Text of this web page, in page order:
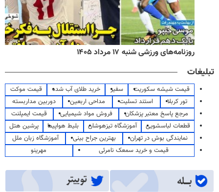
روزنامه‌های ورزشی شنبه ۱۷ مرداد ۱۴۰۵
تبلیغات
قیمت شیشه سکوریت سفیر خرید طلای آب شده
قیمت موکت
تور کربلا
استند تسلیت مداحی اربعین
دوربین مداربسته
مرجع پاسخ معتبر پزشکان
فروش مواد شیمیایی
قیمت ایمپلنت
قطعات لباسشویی
آموزشگاه تیزهوشان بلیط هواپیما
پرشین هتل
نمایندگی بوش در تهران
بهترین جراح بینی
آموزشگاه زبان ملل
قیمت و خرید سمعک نامرئی
مهرینو